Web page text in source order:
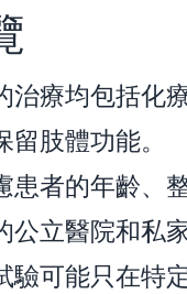
治療均包括化
肢體功能。
患者的年齡、
公立醫院和私
可能只在特